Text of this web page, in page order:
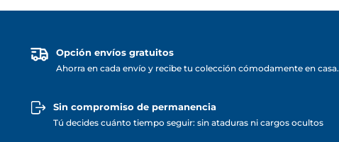
Opción envíos gratuitos
Ahorra en cada envío y recibe tu colección cómodamente en casa.
Sin compromiso de permanencia
Tú decides cuánto tiempo seguir: sin ataduras ni cargos ocultos